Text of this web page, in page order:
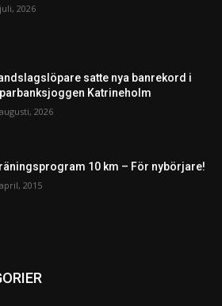
2026
satte nya banrekord i
Katrineholm
2026
10 km – För nybörjare!
2015